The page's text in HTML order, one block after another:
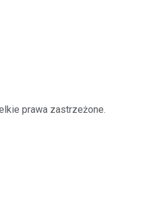
prawa zastrzeżone.